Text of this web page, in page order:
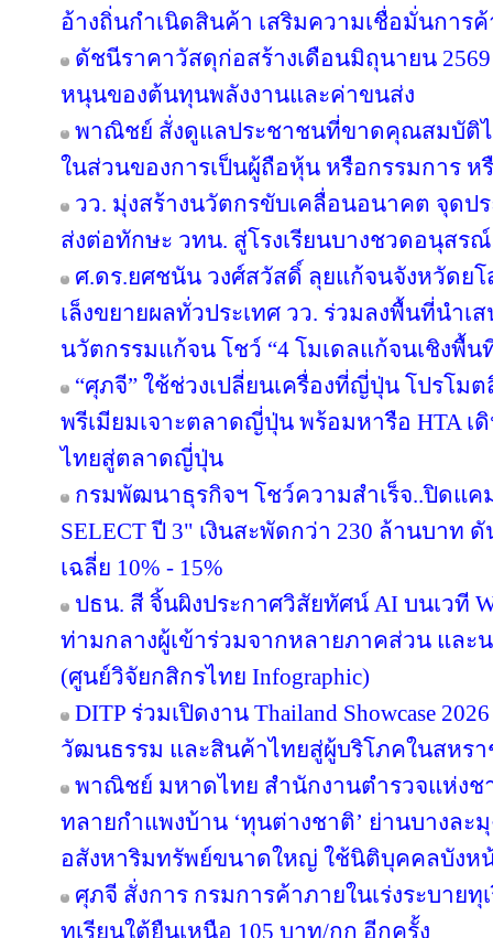
อ้างถิ่นกำเนิดสินค้า เสริมความเชื่อมั่นการค้
ดัชนีราคาวัสดุก่อสร้างเดือนมิถุนายน
หนุนของต้นทุนพลังงานและค่าขนส่ง
พาณิชย์ สั่งดูแลประชาชนที่ขาดคุณสมบัติ
ในส่วนของการเป็นผู้ถือหุ้น หรือกรรมการ
วว. มุ่งสร้างนวัตกรขับเคลื่อนอนาคต จุดป
ส่งต่อทักษะ วทน. สู่โรงเรียนบางชวดอนุสรณ์
ศ.ดร.ยศชนัน วงศ์สวัสดิ์ ลุยแก้จนจังหวัดย
เล็งขยายผลทั่วประเทศ วว. ร่วมลงพื้นที่นำเ
นวัตกรรมแก้จน โชว์ “4 โมเดลแก้จนเชิงพื้น
“ศุภจี” ใช้ช่วงเปลี่ยนเครื่องที่ญี่ปุ่น โปรโ
พรีเมียมเจาะตลาดญี่ปุ่น พร้อมหารือ HTA
ไทยสู่ตลาดญี่ปุ่น
กรมพัฒนาธุรกิจฯ โชว์ความสำเร็จ..ปิดแค
SELECT ปี 3" เงินสะพัดกว่า 230 ล้านบาท
เฉลี่ย 10% - 15%
ปธน. สี จิ้นผิงประกาศวิสัยทัศน์ AI บนเวที
ท่ามกลางผู้เข้าร่วมจากหลายภาคส่วน และ
(ศูนย์วิจัยกสิกรไทย Infographic)
DITP ร่วมเปิดงาน Thailand Showcase
วัฒนธรรม และสินค้าไทยสู่ผู้บริโภคในสหร
พาณิชย์ มหาดไทย สำนักงานตำรวจแห่ง
ทลายกำแพงบ้าน ‘ทุนต่างชาติ’ ย่านบางละ
อสังหาริมทรัพย์ขนาดใหญ่ ใช้นิติบุคคลบังห
ศุภจี สั่งการ กรมการค้าภายในเร่งระบาย
ทุเรียนใต้ยืนเหนือ 105 บาท/กก อีกครั้ง